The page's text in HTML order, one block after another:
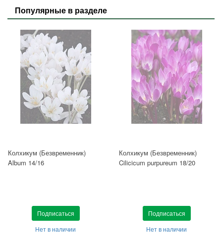
Популярные в разделе
Колхикум (Безвременник)
Album 14/16
Подписаться
Нет в наличии
Колхикум (Безвременник)
Cilicicum purpureum 18/20
Подписаться
Нет в наличии